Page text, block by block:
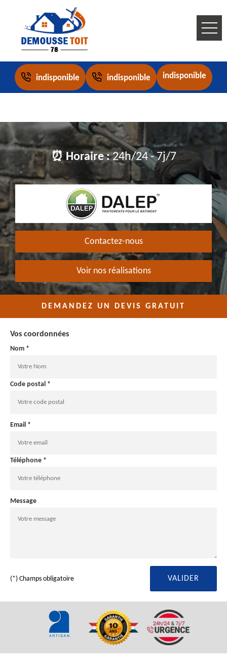
indisponible indisponible indisponible
⏰ Horaire :24h/24 - 7j/7
Contactez-nous
Voir nos réalisations
DEMANDEZ UN DEVIS GRATUIT
Vos coordonnées
Nom *
Code postal *
Email *
Téléphone *
Message
(*) Champs obligatoire